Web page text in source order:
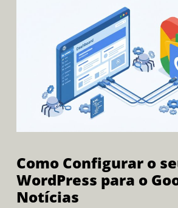
Como Configurar o
WordPress para o
Notícias